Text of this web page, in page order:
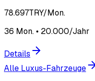
78.697TRY/Mon.
36 Mon. • 20.000/Jahr
Details
Alle Luxus-Fahrzeuge